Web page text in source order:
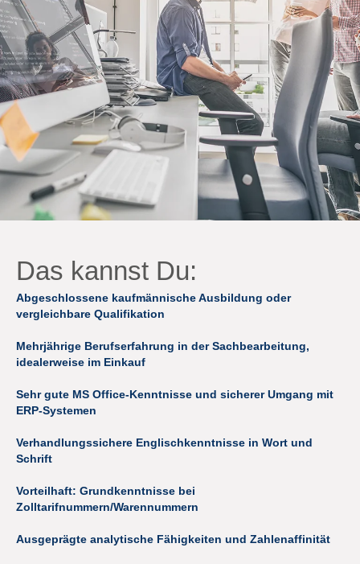
Das kannst Du:
Abgeschlossene kaufmännische Ausbildung oder
vergleichbare Qualifikation
Mehrjährige Berufserfahrung in der Sachbearbeitung,
idealerweise im Einkauf
Sehr gute MS Office-Kenntnisse und sicherer Umgang mit
ERP-Systemen
Verhandlungssichere Englischkenntnisse in Wort und
Schrift
Vorteilhaft: Grundkenntnisse bei
Zolltarifnummern/Warennummern
Ausgeprägte analytische Fähigkeiten und Zahlenaffinität